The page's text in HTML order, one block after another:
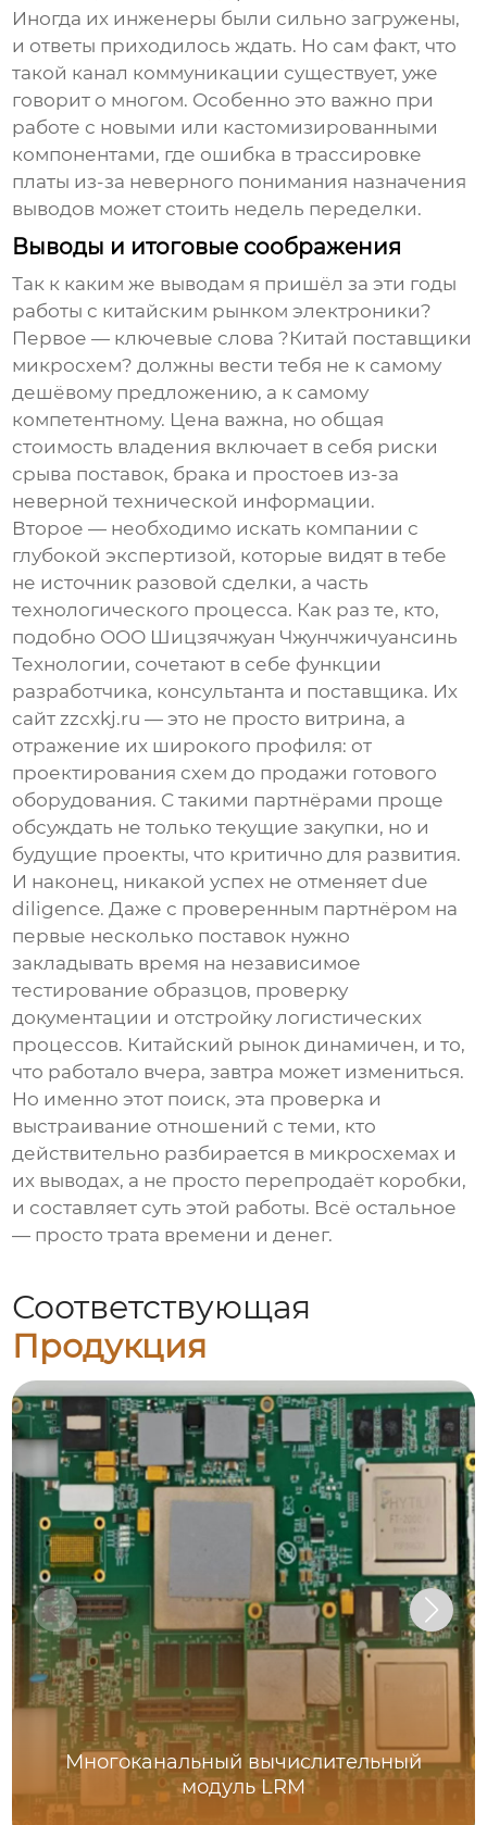
Иногда их инженеры были сильно загружены,
и ответы приходилось ждать. Но сам факт, что
такой канал коммуникации существует, уже
говорит о многом. Особенно это важно при
работе с новыми или кастомизированными
компонентами, где ошибка в трассировке
платы из-за неверного понимания назначения
выводов может стоить недель переделки.
Выводы и итоговые соображения
Так к каким же выводам я пришёл за эти годы
работы с китайским рынком электроники?
Первое — ключевые слова ?Китай поставщики
микросхем? должны вести тебя не к самому
дешёвому предложению, а к самому
компетентному. Цена важна, но общая
стоимость владения включает в себя риски
срыва поставок, брака и простоев из-за
неверной технической информации.
Второе — необходимо искать компании с
глубокой экспертизой, которые видят в тебе
не источник разовой сделки, а часть
технологического процесса. Как раз те, кто,
подобно ООО Шицзячжуан Чжунчжичуансинь
Технологии, сочетают в себе функции
разработчика, консультанта и поставщика. Их
сайтzzcxkj.ru — это не просто витрина, а
отражение их широкого профиля: от
проектирования схем до продажи готового
оборудования. С такими партнёрами проще
обсуждать не только текущие закупки, но и
будущие проекты, что критично для развития.
И наконец, никакой успех не отменяет due
diligence. Даже с проверенным партнёром на
первые несколько поставок нужно
закладывать время на независимое
тестирование образцов, проверку
документации и отстройку логистических
процессов. Китайский рынок динамичен, и то,
что работало вчера, завтра может измениться.
Но именно этот поиск, эта проверка и
выстраивание отношений с теми, кто
действительно разбирается в микросхемах и
их выводах, а не просто перепродаёт коробки,
и составляет суть этой работы. Всё остальное
— просто трата времени и денег.
Соответствующая
Продукция
Многоканальный вычислительный
модуль LRM